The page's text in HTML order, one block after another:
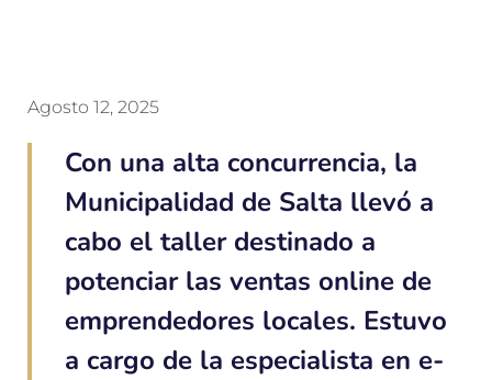
Agosto 12, 2025
Con una alta concurrencia, la
Municipalidad de Salta llevó a
cabo el taller destinado a
potenciar las ventas online de
emprendedores locales. Estuvo
a cargo de la especialista en e-